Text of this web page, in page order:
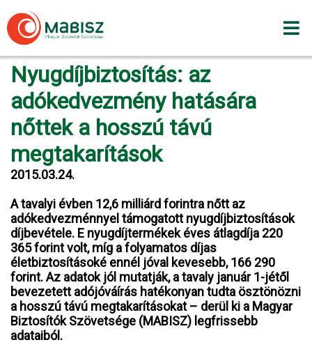
to
content
Nyugdíjbiztosítás: az
adókedvezmény hatására
nőttek a hosszú távú
megtakarítások
2015.03.24.
A tavalyi évben 12,6 milliárd forintra nőtt az
adókedvezménnyel támogatott nyugdíjbiztosítások
díjbevétele. E nyugdíjtermékek éves átlagdíja 220
365 forint volt, míg a folyamatos díjas
életbiztosításoké ennél jóval kevesebb, 166 290
forint. Az adatok jól mutatják, a tavaly január 1-jétől
bevezetett adójóváírás hatékonyan tudta ösztönözni
a hosszú távú megtakarításokat – derül ki a Magyar
Biztosítók Szövetsége (MABISZ) legfrissebb
adataiból.